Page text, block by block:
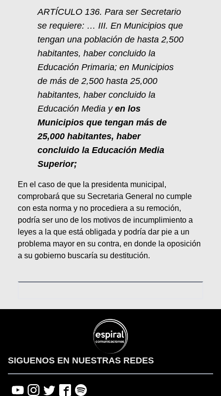
ARTÍCULO 136. Para ser Secretario
se requiere: … III. En Municipios que
tengan una población de hasta 2,500
habitantes, haber concluido la
Educación Primaria; en Municipios
de más de 2,500 hasta 25,000
habitantes, haber concluido la
Educación Media y en los
Municipios que tengan más de
25,000 habitantes, haber
concluido la Educación Media
Superior;
En el caso de que la presidenta municipal,
comprobará que su Secretaria General no cumple
con esta norma y no procediera a su remoción,
podría ser uno de los motivos de incumplimiento a
leyes a la que está obligada y podría dar pie a un
problema mayor en su contra, en donde la oposición
a su gobierno buscaría su destitución.
SIGUENOS EN NUESTRAS REDES